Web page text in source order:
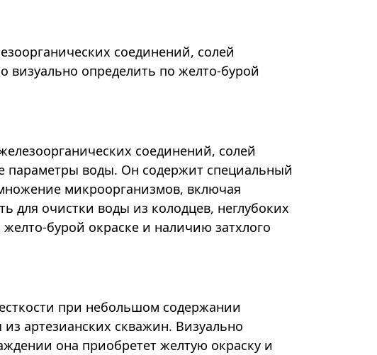
соединений, солей
визуально определить по желто-бурой
соединений, солей
параметры воды. Он содержит специальный
микроорганизмов, включая
для очистки воды из колодцев, неглубоких
бурой окраске и наличию затхлого
при небольшом содержании
артезианских скважин. Визуально
она приобретет желтую окраску и